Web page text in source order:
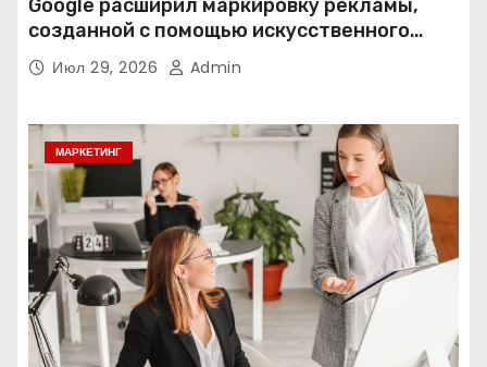
Google расширил маркировку рекламы,
созданной с помощью искусственного
интеллекта
Июл 29, 2026 Admin
МАРКЕТИНГ